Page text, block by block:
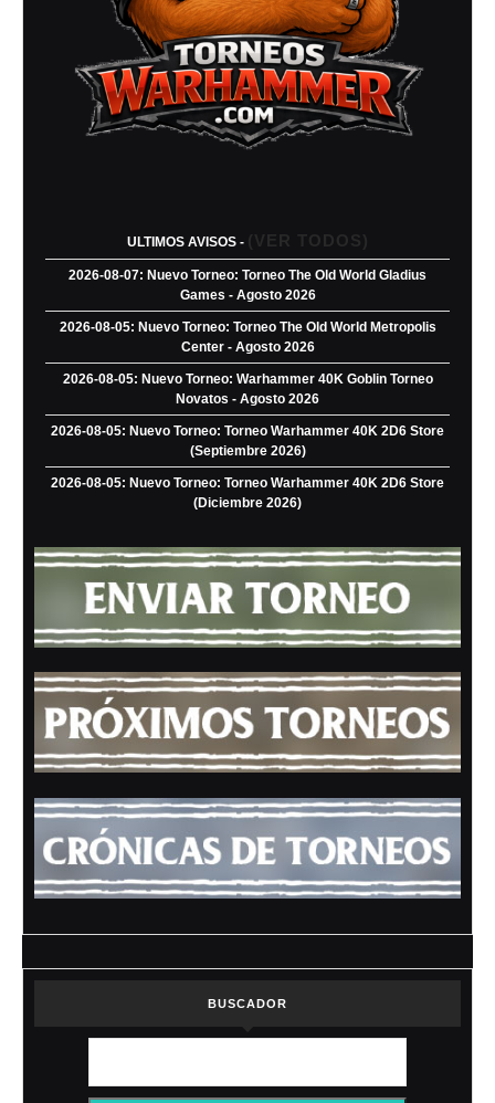
ULTIMOS AVISOS - (VER TODOS)
2026-08-07: Nuevo Torneo: Torneo The Old World Gladius
Games - Agosto 2026
2026-08-05: Nuevo Torneo: Torneo The Old World Metropolis
Center - Agosto 2026
2026-08-05: Nuevo Torneo: Warhammer 40K Goblin Torneo
Novatos - Agosto 2026
2026-08-05: Nuevo Torneo: Torneo Warhammer 40K 2D6 Store
(Septiembre 2026)
2026-08-05: Nuevo Torneo: Torneo Warhammer 40K 2D6 Store
(Diciembre 2026)
BUSCADOR